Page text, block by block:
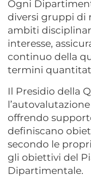
Ogni
diversi gruppi di
ambiti
interesse,
continuo della
termini
Il Presidio della
offrendo
definiscano
secondo le
gli obiettivi del
Dipartimentale.